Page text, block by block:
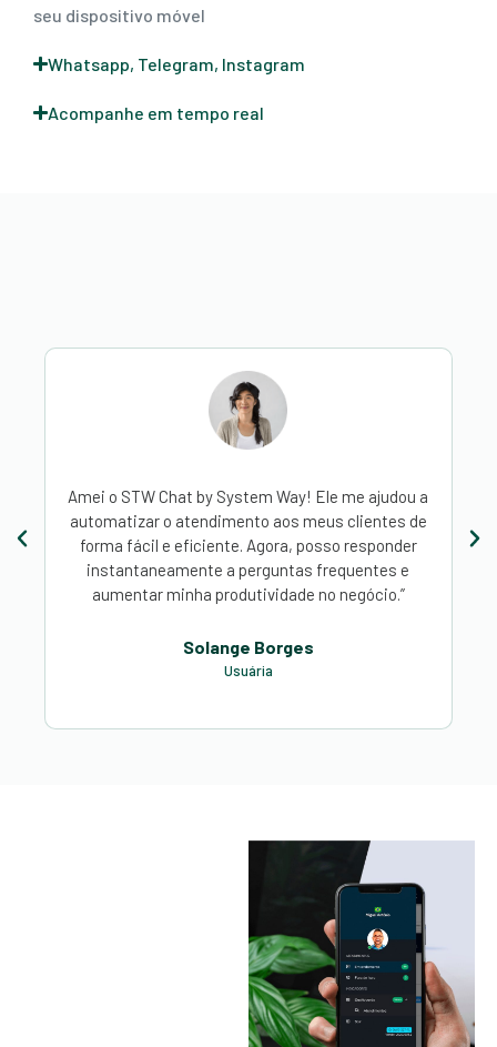
seu dispositivo móvel
Whatsapp, Telegram, Instagram
Acompanhe em tempo real
Amei o STW Chat by System Way! Ele me ajudou a
automatizar o atendimento aos meus clientes de
forma fácil e eficiente. Agora, posso responder
instantaneamente a perguntas frequentes e
aumentar minha produtividade no negócio.”
Solange Borges
Usuária